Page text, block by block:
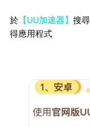
於 【UU加速器】 搜
得應用程式